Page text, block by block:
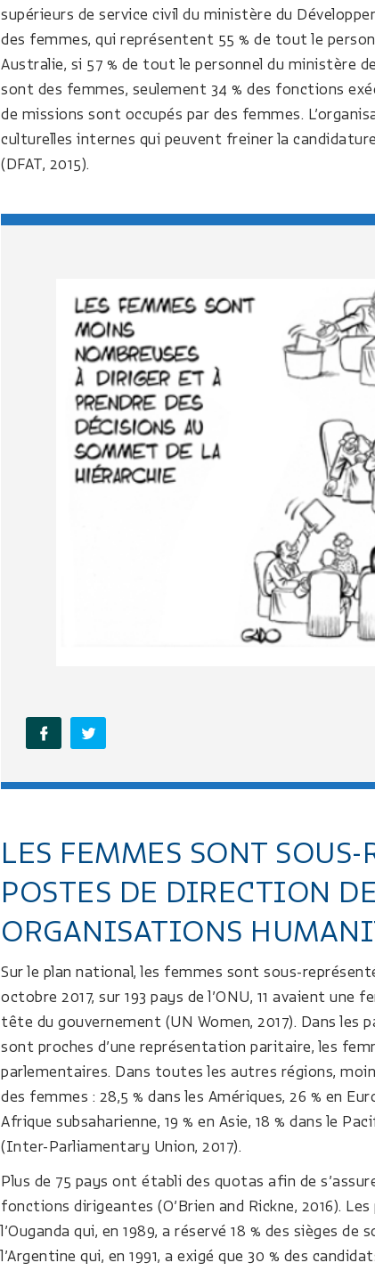
supérieurs de service civil du ministère du
des femmes, qui représentent 55 % de tout le
Australie, si 57 % de tout le personnel du ministère
sont des femmes, seulement 34 % des fonctions
de missions sont occupés par des femmes.
culturelles internes qui peuvent freiner la
(DFAT, 2015).
LES FEMMES SONT SOUS-
POSTES DE DIRECTION
ORGANISATIONS
Sur le plan national, les femmes sont sous-
octobre 2017, sur 193 pays de l’ONU, 11 avaient une
tête du gouvernement (UN Women, 2017). Dans les
sont proches d’une représentation paritaire, les
parlementaires. Dans toutes les autres régions,
des femmes : 28,5 % dans les Amériques, 26 % en
Afrique subsaharienne, 19 % en Asie, 18 % dans le
(Inter-Parliamentary Union, 2017).
Plus de 75 pays ont établi des quotas afin de
fonctions dirigeantes (O’Brien and Rickne, 2016).
l’Ouganda qui, en 1989, a réservé 18 % des sièges
l’Argentine qui, en 1991, a exigé que 30 % des